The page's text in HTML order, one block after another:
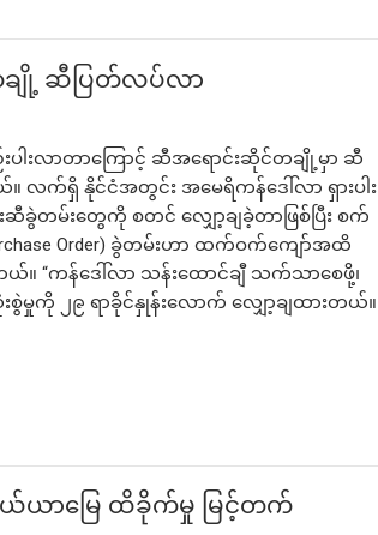
ချို့ ဆီပြတ်လပ်လာ
ပါးလာတာကြောင့် ဆီအရောင်းဆိုင်တချို့မှာ ဆီ
က်ရှိ နိုင်ငံအတွင်း အမေရိကန်ဒေါ်လာ ရှားပါး
ခွဲတမ်းတွေကို စတင် လျှော့ချခဲ့တာဖြစ်ပြီး စက်
Order) ခွဲတမ်းဟာ ထက်ဝက်ကျော်အထိ
။ “ကန်ဒေါ်လာ သန်းထောင်ချီ သက်သာစေဖို့၊
မှုကို ၂၉ ရာခိုင်နှုန်းလောက် လျှော့ချထားတယ်။
လယ်ယာမြေ ထိခိုက်မှု မြင့်တက်